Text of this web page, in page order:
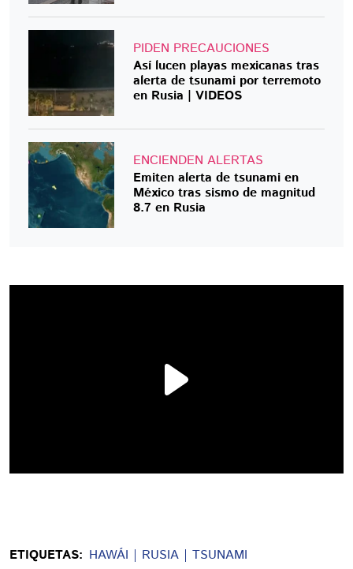
PIDEN PRECAUCIONES
Así lucen playas mexicanas tras
alerta de tsunami por terremoto
en Rusia | VIDEOS
ENCIENDEN ALERTAS
Emiten alerta de tsunami en
México tras sismo de magnitud
8.7 en Rusia
ETIQUETAS: HAWÁI RUSIA TSUNAMI